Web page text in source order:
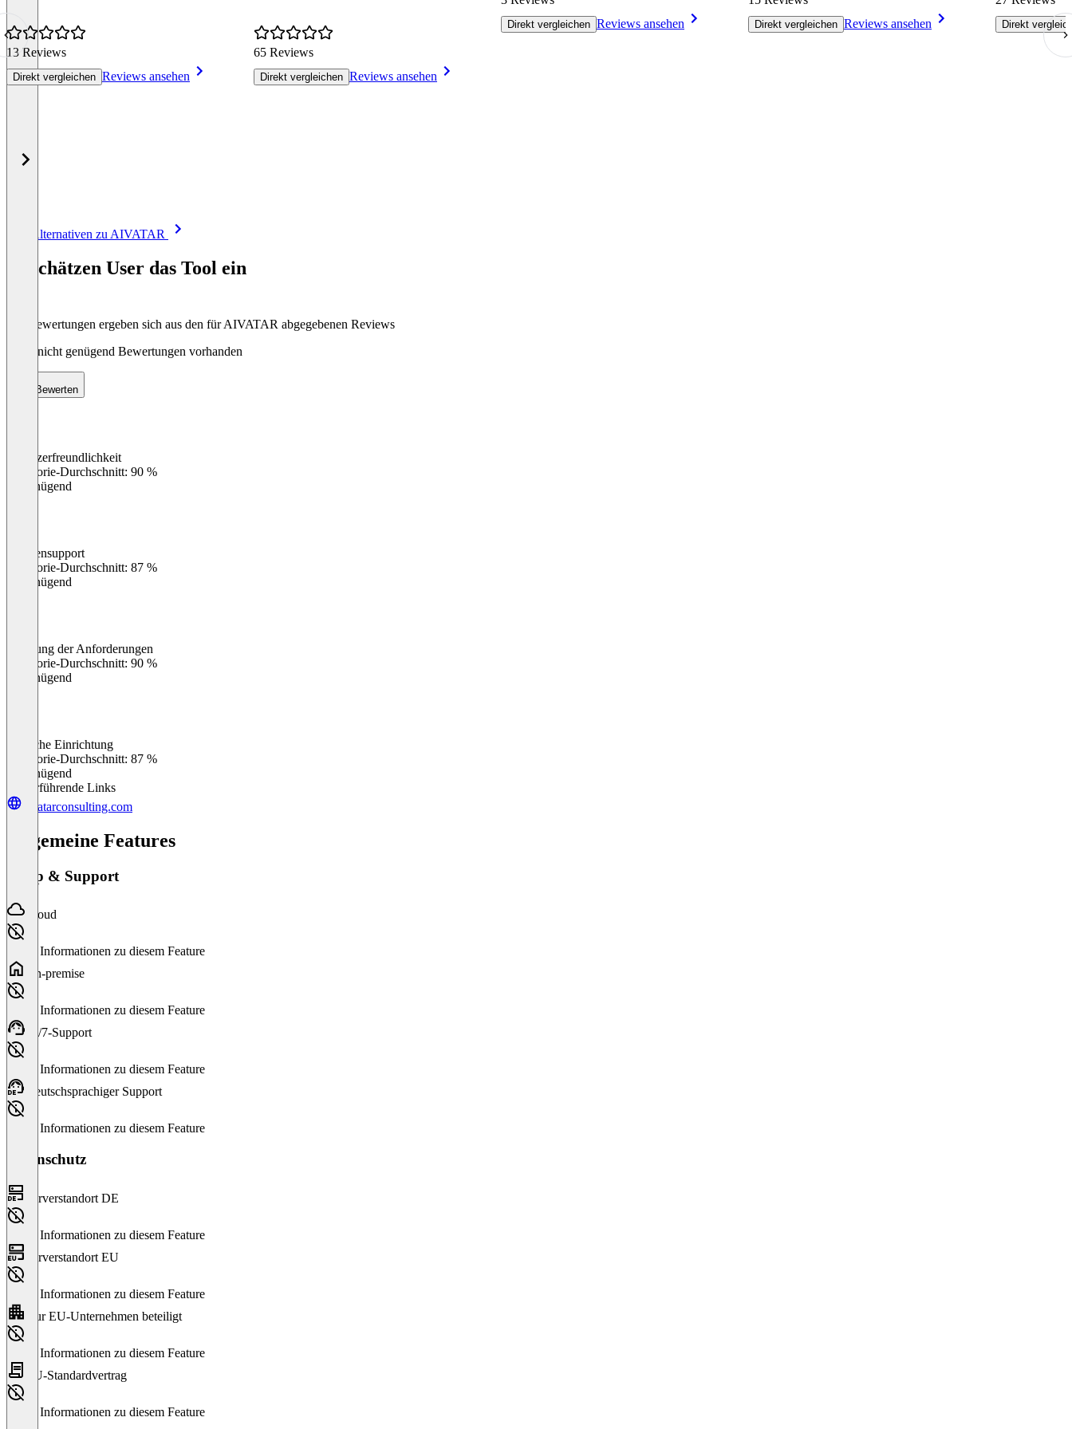
13 Reviews
Direkt vergleichen Reviews ansehen
65 Reviews
Direkt vergleichen Reviews ansehen
Direkt vergleichen Reviews ansehen Direkt vergleichen Reviews ansehen Direkt
Alle Alternativen zu AIVATAR
So schätzen User das Tool ein
Die Bewertungen ergeben sich aus den für AIVATAR abgegebenen Reviews
Noch nicht genügend Bewertungen vorhanden
Bewerten
Benutzerfreundlichkeit
Kategorie-Durchschnitt: 90 %
Ungenügend
Kundensupport
Kategorie-Durchschnitt: 87 %
Ungenügend
Erfüllung der Anforderungen
Kategorie-Durchschnitt: 90 %
Ungenügend
Einfache Einrichtung
Kategorie-Durchschnitt: 87 %
Ungenügend
Weiterführende Links
aivatarconsulting.com
Allgemeine Features
Setup & Support
Cloud
Keine Informationen zu diesem Feature
On-premise
Keine Informationen zu diesem Feature
24/7-Support
Keine Informationen zu diesem Feature
Deutschsprachiger Support
Keine Informationen zu diesem Feature
Datenschutz
Serverstandort DE
Keine Informationen zu diesem Feature
Serverstandort EU
Keine Informationen zu diesem Feature
Nur EU-Unternehmen beteiligt
Keine Informationen zu diesem Feature
EU-Standardvertrag
Keine Informationen zu diesem Feature